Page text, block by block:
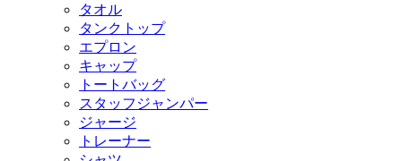
タオル
タンクトップ
エプロン
キャップ
トートバッグ
スタッフジャンパー
ジャージ
トレーナー